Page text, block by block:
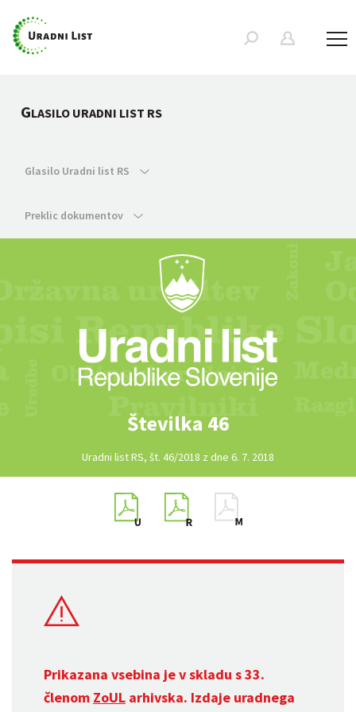
GLASILO URADNI LIST RS
Glasilo Uradni list RS
Preklic dokumentov
Številka 46
Uradni list RS, št. 46/2018 z dne 6. 7. 2018
Prikazana vsebina je v skladu s 33.
členom ZoUL arhivska. Izdaje uradnega